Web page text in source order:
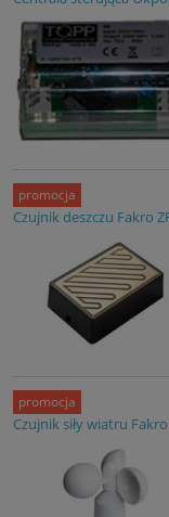
Czujnik deszczu Fakro
promocja
Czujnik siły wiatru
promocja